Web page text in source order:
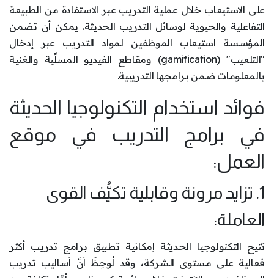
على الاستيعاب خلال عملية التدريب عبر الاستفادة من الطبيعة
التفاعلية والحيوية لوسائل التدريب الحديثة. يمكن أن تضمن
المؤسسة استيعاب الموظفين لمواد التدريب عبر إدخال
"التلعيب" (gamification) ومقاطع الفيديو المسلِّية والغنية
بالمعلومات ضمن برامجها التدريبية.
فوائد استخدام التكنولوجيا الحديثة
في برامج التدريب في موقع
العمل:
1. تزايد مرونة وقابلية تكيُّف القوى
العاملة:
تتيح التكنولوجيا الحديثة إمكانية تطبيق برامج تدريب أكثر
فعالية على مستوى الشركة، وقد لُوحِظَ أنَّ أساليب تدريب